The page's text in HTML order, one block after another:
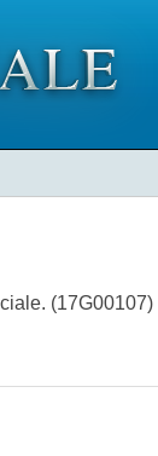
(17G00107)